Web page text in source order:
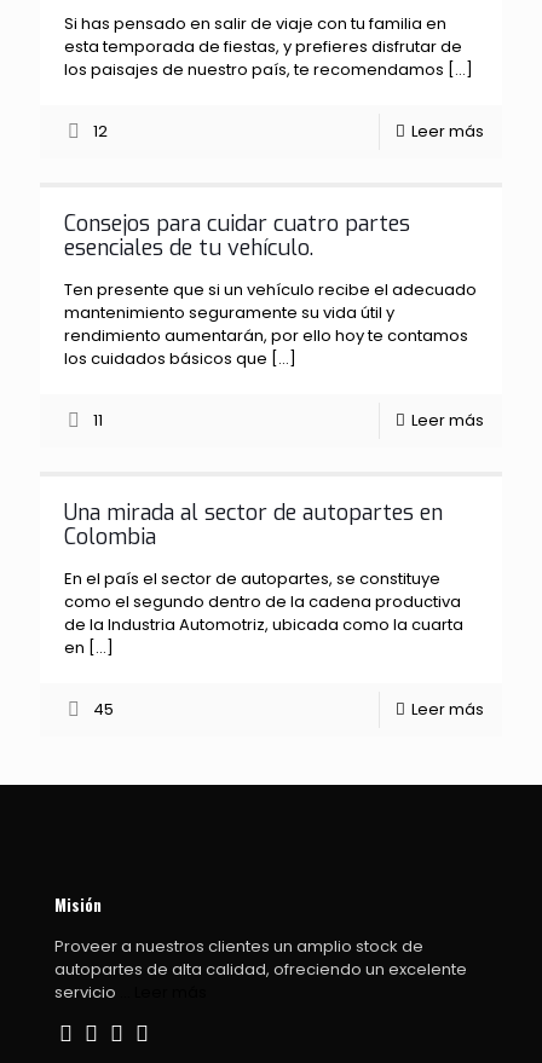
Si has pensado en salir de viaje con tu familia en
esta temporada de fiestas, y prefieres disfrutar de
los paisajes de nuestro país, te recomendamos […]
12 Leer más
Consejos para cuidar cuatro partes
esenciales de tu vehículo.
Ten presente que si un vehículo recibe el adecuado
mantenimiento seguramente su vida útil y
rendimiento aumentarán, por ello hoy te contamos
los cuidados básicos que […]
11 Leer más
Una mirada al sector de autopartes en
Colombia
En el país el sector de autopartes, se constituye
como el segundo dentro de la cadena productiva
de la Industria Automotriz, ubicada como la cuarta
en […]
45 Leer más
Misión
Proveer a nuestros clientes un amplio stock de
autopartes de alta calidad, ofreciendo un excelente
servicio